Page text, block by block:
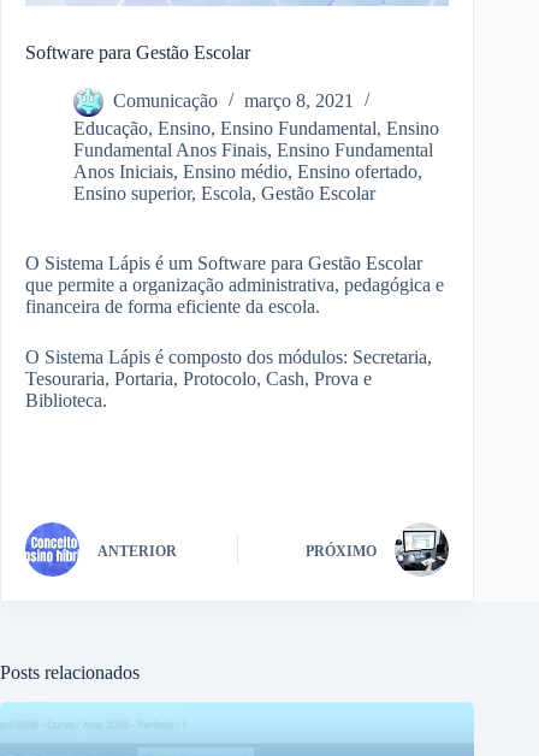
Software para Gestão Escolar
Comunicação
março 8, 2021
Educação, Ensino, Ensino Fundamental, Ensino
Fundamental Anos Finais, Ensino Fundamental
Anos Iniciais, Ensino médio, Ensino ofertado,
Ensino superior, Escola, Gestão Escolar
O Sistema Lápis é um Software para Gestão Escolar
que permite a organização administrativa, pedagógica e
financeira de forma eficiente da escola.
O Sistema Lápis é composto dos módulos: Secretaria,
Tesouraria, Portaria, Protocolo, Cash, Prova e
Biblioteca.
ANTERIOR PRÓXIMO
Posts relacionados